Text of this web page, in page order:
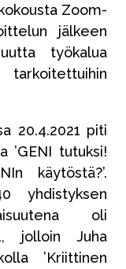
Zoom-
jälkeen
työkalua
20.4.2021 piti
’GENI tutuksi!
käytöstä?’.
yhdistyksen
oli
jolloin Juha
’Kriittinen